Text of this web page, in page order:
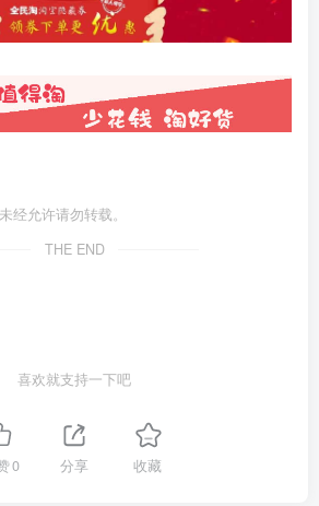
经允许请勿转载。
THE END
喜欢就支持一下吧
0 分享 收藏